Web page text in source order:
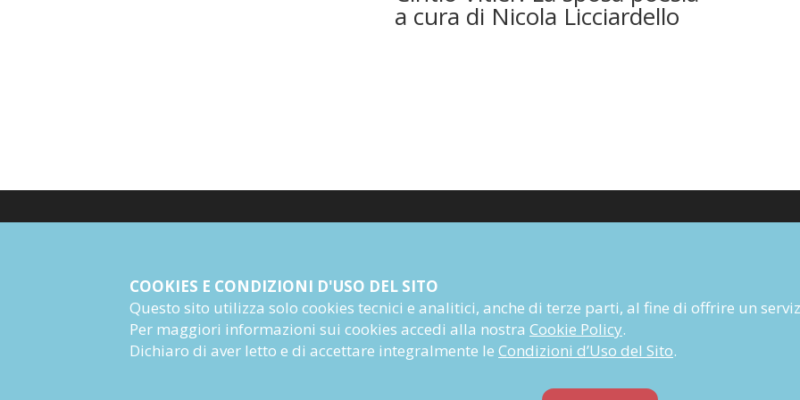
a cura di Nicola Licciardello
PI 04628780969
Informazioni Societarie
Autori
Rivista
Prossime uscite
COOKIES E CONDIZIONI D'USO DEL SITO
Questo sito utilizza solo cookies tecnici e analitici, anche di terze parti, al fine di offrire un
Per maggiori informazioni sui cookies accedi alla nostra Cookie Policy.
Dichiaro di aver letto e di accettare integralmente le Condizioni d’Uso del Sito.